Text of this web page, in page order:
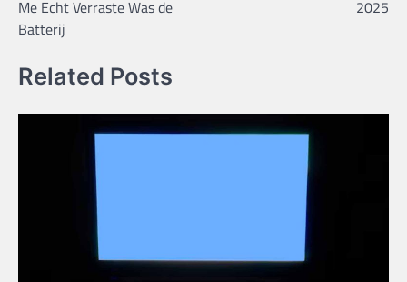
Me Echt Verraste Was de
Batterij
2025
Related Posts